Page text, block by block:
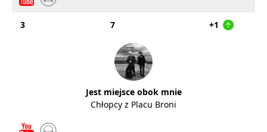
3 7 +1
Jest miejsce obok mnie
Chłopcy z Placu Broni